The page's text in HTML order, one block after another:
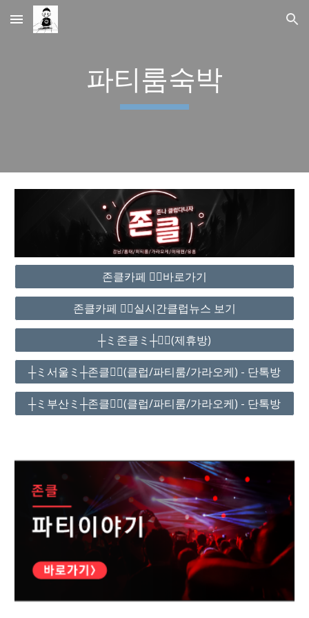
Skip to main content Skip to navigation
파티룸숙박
존클카페 ❤️‍🔥바로가기
존클카페 ❤️‍🔥실시간클럽뉴스 보기
┼ミ존클ミ┼❤️‍🔥(제휴방)
┼ミ서울ミ┼존클❤️‍🔥(클럽/파티룸/가라오케) - 단톡방
┼ミ부산ミ┼존클❤️‍🔥(클럽/파티룸/가라오케) - 단톡방